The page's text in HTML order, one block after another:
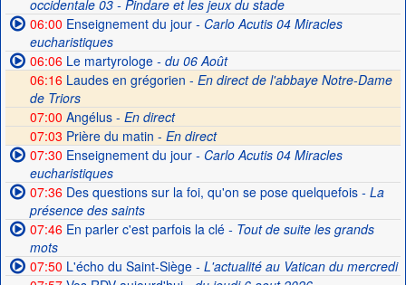
occidentale 03 - Pindare et les jeux du stade
06:00 Enseignement du jour- Carlo Acutis 04 Miracles
eucharistiques
06:06Le martyrologe- du 06 Août
06:16 Laudes en grégorien - En direct de l'abbaye Notre-Dame
de Triors
07:00 Angélus - En direct
07:03 Prière du matin - En direct
07:30 Enseignement du jour- Carlo Acutis 04 Miracles
eucharistiques
07:36Des questions sur la foi, qu'on se pose quelquefois- La
présence des saints
07:46En parler c'est parfois la clé- Tout de suite les grands
mots
07:50 L'écho du Saint-Siège- L'actualité au Vatican du mercredi